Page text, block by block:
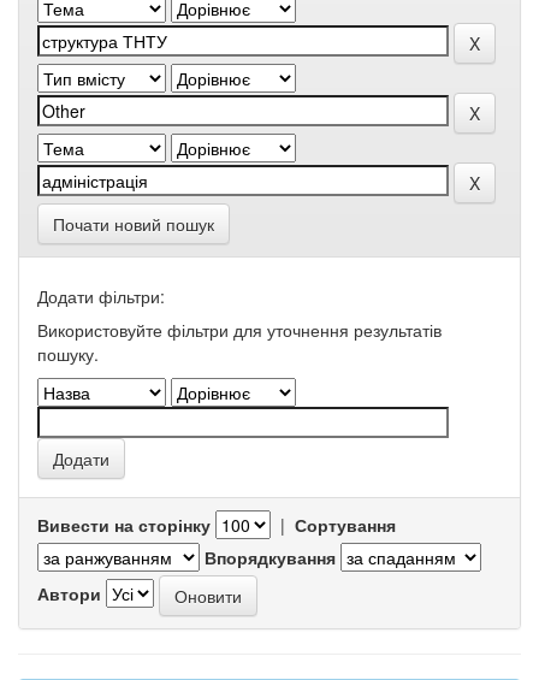
Почати новий пошук
Додати фільтри:
Використовуйте фільтри для уточнення результатів
пошуку.
Вивести на сторінку | Сортування
Впорядкування
Автори